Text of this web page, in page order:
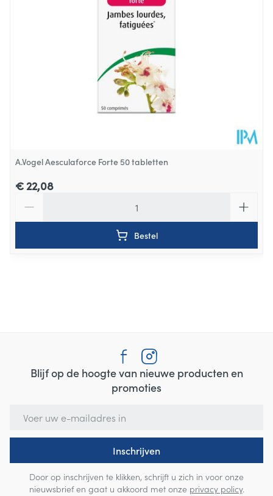
A.Vogel Aesculaforce Forte 50 tabletten
€ 22,08
Bestel
Blijf op de hoogte van nieuwe producten en
promoties
Inschrijven
Door op inschrijven te klikken, schrijft u zich in voor onze
nieuwsbrief en gaat u akkoord met onze privacy policy.